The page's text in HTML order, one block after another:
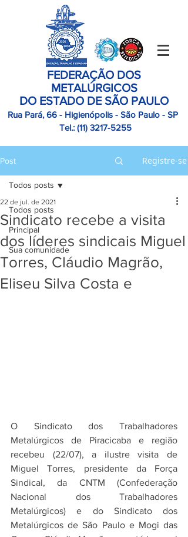
FEDERAÇÃO DOS
METALÚRGICOS
DO ESTADO DE SÃO PAULO
Rua Pará, 66 - Higienópolis - São Paulo - SP
Tel.: (11) 3217-5255
Post Registre-se
Todos posts
Principal
Sua comunidade
Todos posts
Sindicato recebe a visita
dos líderes sindicais Miguel
Torres, Cláudio Magrão,
Eliseu Silva Costa e
22 de jul. de 2021
O Sindicato dos Trabalhadores
Metalúrgicos de Piracicaba e região
recebeu (22/07), a ilustre visita de
Miguel Torres, presidente da Força
Sindical, da CNTM (Confederação
Nacional dos Trabalhadores
Metalúrgicos) e do Sindicato dos
Metalúrgicos de São Paulo e Mogi das